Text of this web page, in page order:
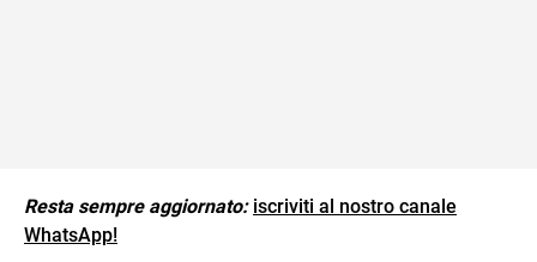
Resta sempre aggiornato: iscriviti al nostro canale
WhatsApp!